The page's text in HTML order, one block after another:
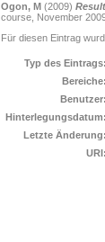
Ogon, M (2009)
course, November
Für diesen Eintrag
Typ des Eintrags:
Bereiche:
Benutzer:
Hinterlegungsdatum:
Letzte Änderung:
URI: